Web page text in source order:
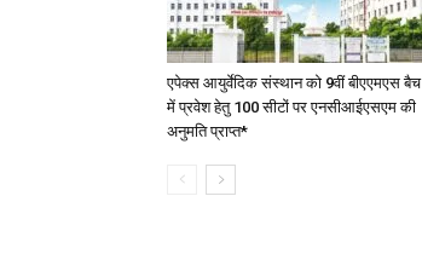
एपेक्स आयुर्वेदिक संस्थान को 9वीं बीएएमएस बैच
में प्रवेश हेतु 100 सीटों पर एनसीआईएसएम की
अनुमति प्राप्त*